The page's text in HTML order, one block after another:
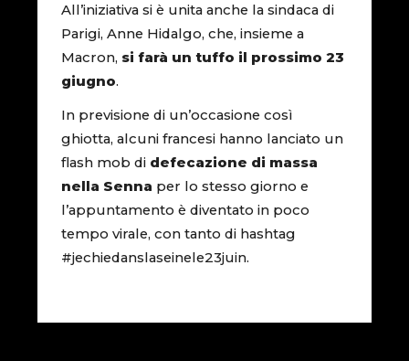
All’iniziativa si è unita anche la sindaca di
Parigi, Anne Hidalgo, che, insieme a
Macron, si farà un tuffo il prossimo 23
giugno.
In previsione di un’occasione così
ghiotta, alcuni francesi hanno lanciato un
flash mob di defecazione di massa
nella Senna per lo stesso giorno e
l’appuntamento è diventato in poco
tempo virale, con tanto di hashtag
#jechiedanslaseinele23juin.